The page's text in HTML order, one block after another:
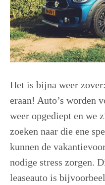
Het is bijna weer
eraan! Auto’s worden
weer opgediept en we
zoeken naar die ene
kunnen de
nodige stress zorgen.
leaseauto is